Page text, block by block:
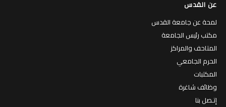
عن القدس
لمحة عن جامعة القدس
مكتب رئيس الجامعة
المتاحف والمراكز
الحرم الجامعي
المكتبات
وظائف شاغرة
إتـصل بنا